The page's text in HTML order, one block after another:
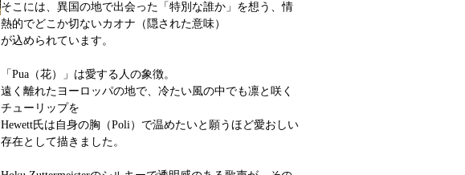
そこには、異国の地で出会った「特別な誰か」を想う、情
熱的でどこか切ないカオナ（隠された意味）
が込められています。
「Pua（花）」は愛する人の象徴。
遠く離れたヨーロッパの地で、冷たい風の中でも凛と咲く
チューリップを
Hewett氏は自身の胸（Poli）で温めたいと願うほど愛おしい
存在として描きました。